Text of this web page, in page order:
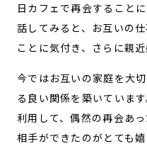
日カフェで再会すること
話してみると、お互いの
ことに気付き、さらに親
今ではお互いの家庭を大
る良い関係を築いていま
利用して、偶然の再会あ
相手ができたのがとても